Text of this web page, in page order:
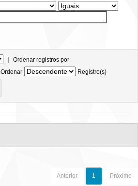
| Ordenar registros por
Ordenar
Registro(s)
Anterior 1 Próximo